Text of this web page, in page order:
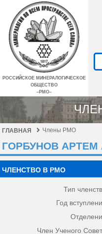
РОССИЙСКОЕ МИНЕРАЛОГИЧЕСКОЕ
ОБЩЕСТВО
–РМО–
ГЛАВНАЯ Члены РМО
ГОРБУНОВ
ЧЛЕНСТВО В РМО
Тип
Год
Член Ученого